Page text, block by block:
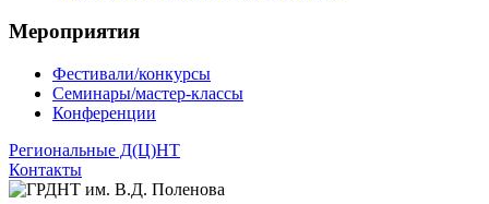
Мероприятия
Фестивали/конкурсы
Семинары/мастер-классы
Конференции
Региональные Д(Ц)НТ
Контакты